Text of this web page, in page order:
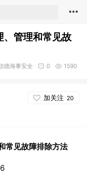
、管理和常见故
1590
0
德海事安全
加关注 20
常见故障排除方法